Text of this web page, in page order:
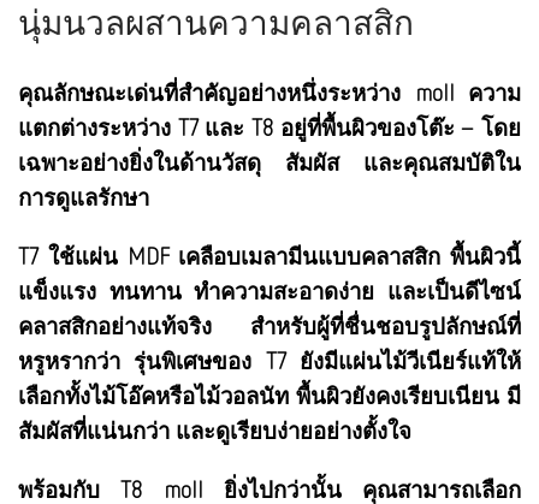
นุ่มนวลผสานความคลาสสิก
คุณลักษณะเด่นที่สำคัญอย่างหนึ่งระหว่าง moll ความ
แตกต่างระหว่าง T7 และ T8 อยู่ที่พื้นผิวของโต๊ะ – โดย
เฉพาะอย่างยิ่งในด้านวัสดุ สัมผัส และคุณสมบัติใน
การดูแลรักษา
T7 ใช้แผ่น MDF เคลือบเมลามีนแบบคลาสสิก พื้นผิวนี้
แข็งแรง ทนทาน ทำความสะอาดง่าย และเป็นดีไซน์
คลาสสิกอย่างแท้จริง สำหรับผู้ที่ชื่นชอบรูปลักษณ์ที่
หรูหรากว่า รุ่นพิเศษของ T7 ยังมีแผ่นไม้วีเนียร์แท้ให้
เลือกทั้งไม้โอ๊คหรือไม้วอลนัท พื้นผิวยังคงเรียบเนียน มี
สัมผัสที่แน่นกว่า และดูเรียบง่ายอย่างตั้งใจ
พร้อมกับ T8 moll ยิ่งไปกว่านั้น คุณสามารถเลือก